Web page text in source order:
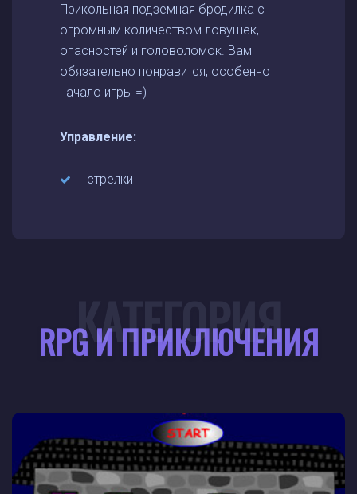
Прикольная подземная бродилка с
огромным количеством ловушек,
опасностей и головоломок. Вам
обязательно понравится, особенно
начало игры =)
Управление:
стрелки
RPG И ПРИКЛЮЧЕНИЯ
КАТЕГОРИЯ